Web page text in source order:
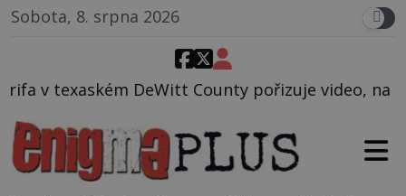
Sobota, 8. srpna 2026
County pořizuje video, na kterém před jeho